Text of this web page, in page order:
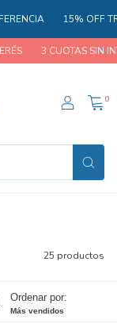
15% OFF
3 CUOTAS SIN INTERÉS
0
25 productos
Ordenar por:
Más vendidos